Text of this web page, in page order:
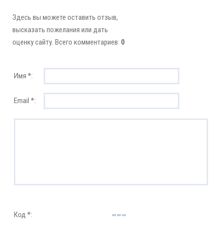
Здесь вы можете оставить отзыв,
высказать пожелания или дать
оценку сайту. Всего комментариев: 0
Имя *:
Email *:
Код *: